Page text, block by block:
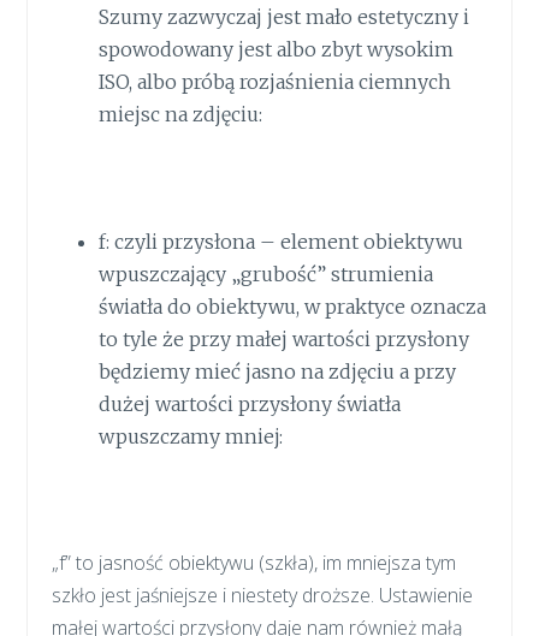
Szumy zazwyczaj jest mało estetyczny i
spowodowany jest albo zbyt wysokim
ISO, albo próbą rozjaśnienia ciemnych
miejsc na zdjęciu:
f: czyli przysłona – element obiektywu
wpuszczający „grubość” strumienia
światła do obiektywu, w praktyce oznacza
to tyle że przy małej wartości przysłony
będziemy mieć jasno na zdjęciu a przy
dużej wartości przysłony światła
wpuszczamy mniej:
„f” to jasność obiektywu (szkła), im mniejsza tym
szkło jest jaśniejsze i niestety droższe. Ustawienie
małej wartości przysłony daje nam również małą